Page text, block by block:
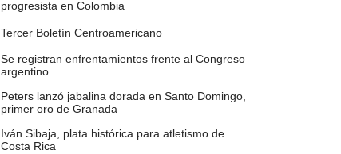
progresista en Colombia
Tercer Boletín Centroamericano
Se registran enfrentamientos frente al Congreso
argentino
Peters lanzó jabalina dorada en Santo Domingo,
primer oro de Granada
Iván Sibaja, plata histórica para atletismo de
Costa Rica